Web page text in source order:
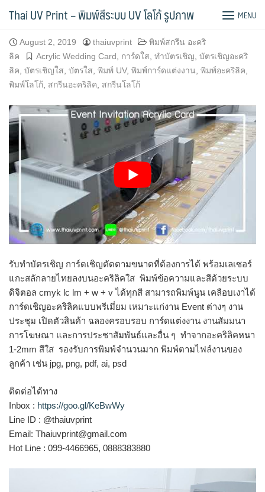
Thai UV Print – พิมพ์สีระบบ UV โลโก้ รูปภาพ MENU
รับทำการ์ดเชิญอะคริลิคสีใส Acrylic Card
August 2, 2019 thaiuvprint
พิมพ์สกรีน อะคริ
ลิค
Acrylic Wedding Card การ์ดใส ทำบัตรเชิญ บัตรเชิญอะคริ
ลิค บัตรเชิญใส บัตรใส พิมพ์ UV, พิมพ์การ์ดแต่งงาน พิมพ์อะคริลิค
พิมพ์โลโก้ สกรีนอะคริลิค สกรีนโลโก้
รับทำบัตรเชิญ การ์ดเชิญตัดตามขนาดที่ต้องการได้ พร้อมเลเซอร์
แกะสลักลายไทยลงบนอะคริลิคใส พิมพ์ข้อความและสีด้วยระบบ
ดิจิตอล cmyk lc lm + w + v ได้ทุกสี สามารถพิมพ์นูน เคลือบเงาได้
การ์ดเชิญอะคริลิคแบบพรีเมี่ยม เหมาะแก่งาน Event ต่างๆ งาน
ประชุม เปิดตัวสินค้า ฉลองครอบรอบ การ์ดแต่งงาน งานสัมมนา
การโฆษณา และการประชาสัมพันธ์และอื่น ๆ ทำจากอะคริลิคหนา
1-2mm สีใส รองรับการพิมพ์จำนวนมาก พิมพ์ตามไฟล์งานของ
ลูกค้า เช่น jpg, png, pdf, ai, psd
ติดต่อได้ทาง
Inbox : https://goo.gl/KeBwWy
Line ID : @thaiuvprint
Email: Thaiuvprint@gmail.com
Hot Line : 099-4466965, 0888383880